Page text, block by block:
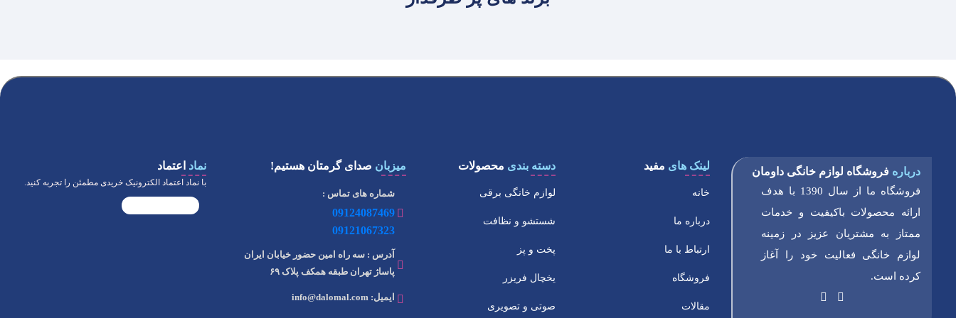
درباره فروشگاه لوازم خانگی داومان
فروشگاه ما از سال 1390 با هدف
ارائه محصولات باکیفیت و خدمات
ممتاز به مشتریان عزیز در زمینه
لوازم خانگی فعالیت خود را آغاز
کرده است.
لینک های مفید
خانه
درباره ما
ارتباط با ما
فروشگاه
مقالات
دسته بندی محصولات
لوازم خانگی برقی
شستشو و نظافت
پخت و پز
یخچال فریزر
صوتی و تصویری
میزبان صدای گرمتان هستیم!
شماره های تماس :
09124087469
09121067323
آدرس : سه راه امین حضور خیابان ایران
پاساژ تهران طبقه همکف پلاک ۶۹
ایمیل: info@dalomal.com
نماد اعتماد
با نماد اعتماد الکترونیک خریدی مطمئن را تجربه کنید.